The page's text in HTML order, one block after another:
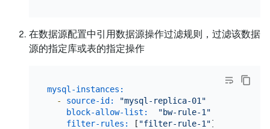
在数据源配置中引用数据源操作过滤规则，过滤该数据
源的指定库或表的指定操作
mysql-instances:
-
source-id: "mysql-replica-01"
block-allow-list:
"bw-rule-1"
filter-rules:
[ "filter-rule-1"]